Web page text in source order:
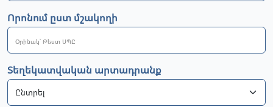
Որոնում ըստ մշակողի
Տեղեկատվական արտադրանք